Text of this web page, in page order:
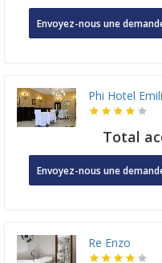
Envoyez-nous une
Phi Hotel
Total
Envoyez-nous une
Re Enzo